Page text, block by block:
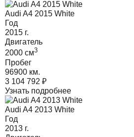
Audi A4 2015 White
Год
2015 г.
Двигатель
2000 cм3
Пробег
96900 км.
3 104 792 ₽
Узнать подробнее
Audi A4 2013 White
Год
2013 г.